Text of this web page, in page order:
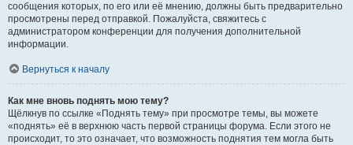
сообщения которых, по его или её мнению, должны быть предварительно
просмотрены перед отправкой. Пожалуйста, свяжитесь с
администратором конференции для получения дополнительной
информации.
Вернуться к началу
Как мне вновь поднять мою тему?
Щёлкнув по ссылке «Поднять тему» при просмотре темы, вы можете
«поднять» её в верхнюю часть первой страницы форума. Если этого не
происходит, то это означает, что возможность поднятия тем могла быть